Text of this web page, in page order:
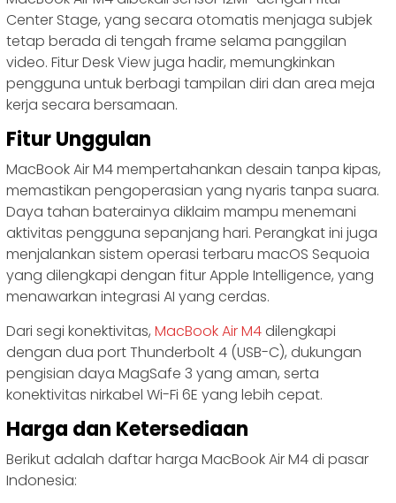
Center Stage, yang secara otomatis menjaga subjek
tetap berada di tengah frame selama panggilan
video. Fitur Desk View juga hadir, memungkinkan
pengguna untuk berbagi tampilan diri dan area meja
kerja secara bersamaan.
Fitur Unggulan
MacBook Air M4 mempertahankan desain tanpa kipas,
memastikan pengoperasian yang nyaris tanpa suara.
Daya tahan baterainya diklaim mampu menemani
aktivitas pengguna sepanjang hari. Perangkat ini juga
menjalankan sistem operasi terbaru macOS Sequoia
yang dilengkapi dengan fitur Apple Intelligence, yang
menawarkan integrasi AI yang cerdas.
Dari segi konektivitas, MacBook Air M4dilengkapi
dengan dua port Thunderbolt 4 (USB-C), dukungan
pengisian daya MagSafe 3 yang aman, serta
konektivitas nirkabel Wi-Fi 6E yang lebih cepat.
Harga dan Ketersediaan
Berikut adalah daftar harga MacBook Air M4 di pasar
Indonesia: